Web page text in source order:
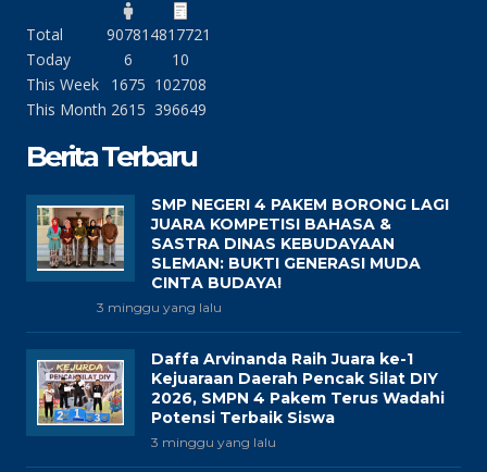
Total 90781 4817721
Today
6
10
This Week
1675 102708
This Month 2615 396649
Berita Terbaru
SMP NEGERI 4 PAKEM BORONG LAGI
JUARA KOMPETISI BAHASA &
SASTRA DINAS KEBUDAYAAN
SLEMAN: BUKTI GENERASI MUDA
CINTA BUDAYA!
3 minggu yang lalu
Daffa Arvinanda Raih Juara ke-1
Kejuaraan Daerah Pencak Silat DIY
2026, SMPN 4 Pakem Terus Wadahi
Potensi Terbaik Siswa
3 minggu yang lalu